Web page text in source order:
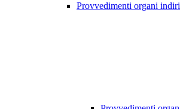
Provvedimenti organi